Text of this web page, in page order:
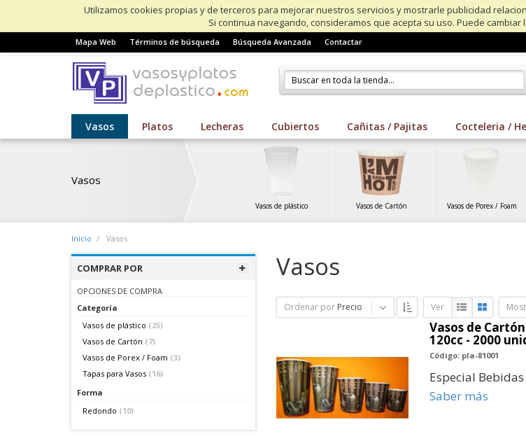
Utilizamos cookies propias y de terceros para mejorar nuestros servicios y mostrarle publicidad
Si continua navegando, consideramos que acepta su uso. Puede
Mapa Web Términos de búsqueda Búsqueda Avanzada Contactar
Vasos Platos Lecheras Cubiertos Cañitas / Pajitas Cocteleria /
Vasos
Vasos de plástico Vasos de Cartón Vasos de Porex / Foam
Inicio Vasos
COMPRAR POR
OPCIONES DE COMPRA
Categoría
Vasos de plástico (25)
Vasos de Cartón (7)
Vasos de Porex / Foam (3)
Tapas para Vasos (16)
Forma
Redondo (10)
Vasos
Ordenar por Precio Ver
Vasos de
120cc - 2000
Código: pla-81001
Especial
Saber más